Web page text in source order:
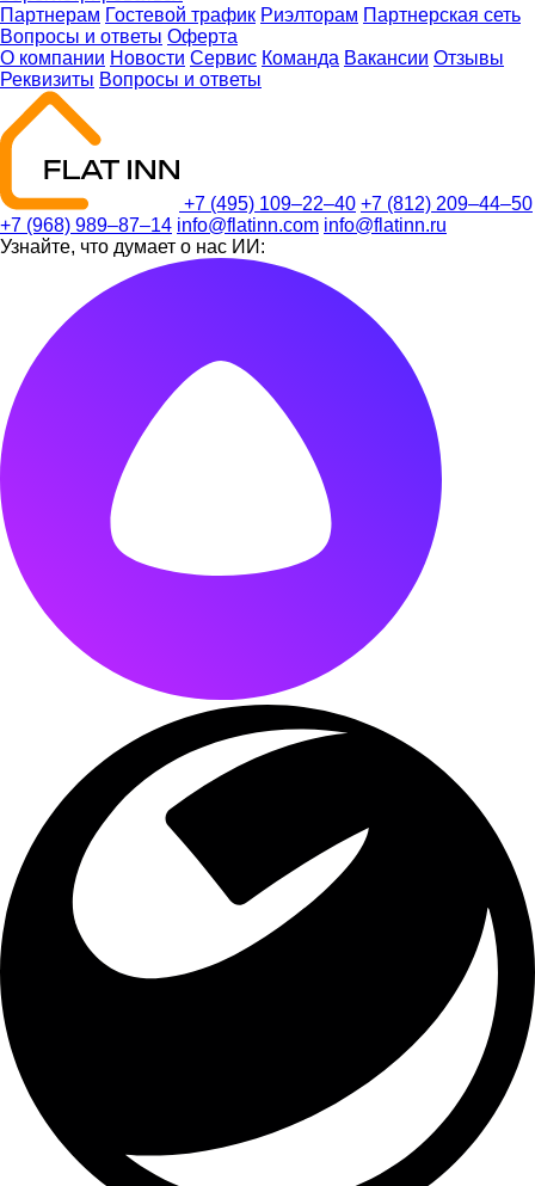
Партнерам Гостевой трафик Риэлторам Партнерская сеть
Вопросы и ответы Оферта
О компании Новости Сервис Команда Вакансии Отзывы
Реквизиты Вопросы и ответы
+7 (495) 109–22–40 +7 (812) 209–44–50
+7 (968) 989–87–14 info@flatinn.com info@flatinn.ru
Узнайте, что думает о нас ИИ: